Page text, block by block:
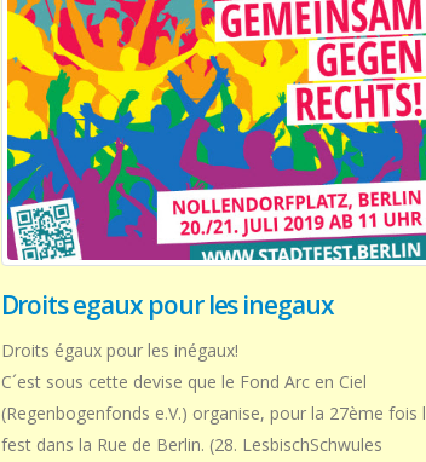
Droits egaux pour les inegaux
Droits égaux pour les inégaux!
C´est sous cette devise que le Fond Arc en Ciel
(Regenbogenfonds e.V.) organise, pour la 27ème fois
fest dans la Rue de Berlin. (28. LesbischSchwules